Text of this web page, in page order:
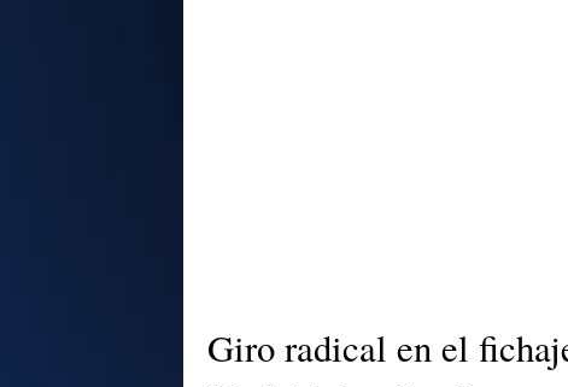
Giro radical en el